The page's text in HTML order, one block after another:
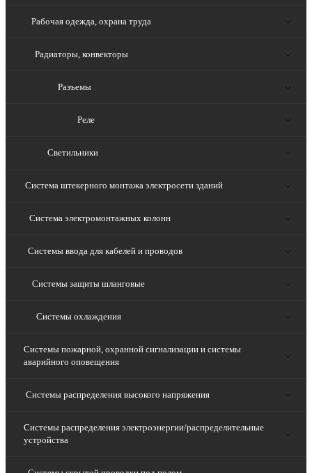
Рабочая одежда, охрана труда
Радиаторы, конвекторы
Разъемы
Реле
Светильники
Система штекерного монтажа электросети зданий
Система электромонтажных колонн
Системы ввода для кабелей и проводов
Системы защиты шланговые
Системы охлаждения
Системы пожарной, охранной сигнализации и системы
аварийного оповещения
Системы распределения высокого напряжения
Системы распределения электроэнергии/распределительные
устройства